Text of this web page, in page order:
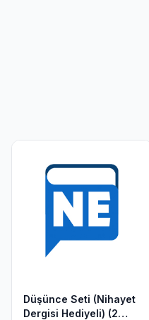
Düşünce Seti (Nihayet
Dergisi Hediyeli) (2